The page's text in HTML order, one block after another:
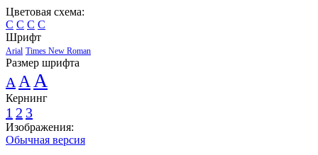
Цветовая схема:
C C C C
Шрифт
Arial Times New Roman
Размер шрифта
A A A
Кернинг
1 2 3
Изображения:
Обычная версия